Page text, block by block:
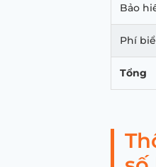
Bảo
Phí
Tổng